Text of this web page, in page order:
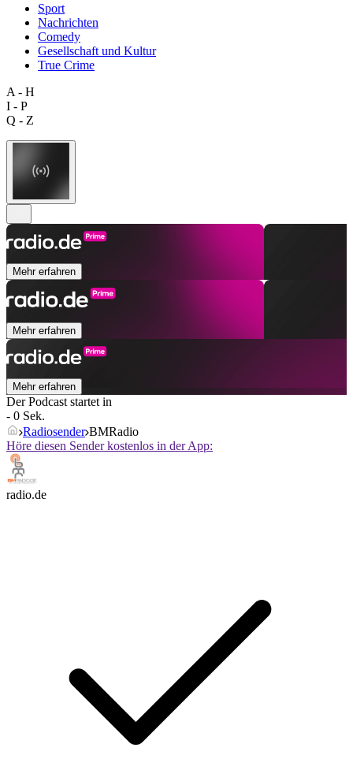
Sport
Nachrichten
Comedy
Gesellschaft und Kultur
True Crime
A - H
I - P
Q - Z
Mehr erfahren
Mehr erfahren
Mehr erfahren
Der Podcast startet in
- 0 Sek.
Radiosender BMRadio
Höre diesen Sender kostenlos in der App:
radio.de